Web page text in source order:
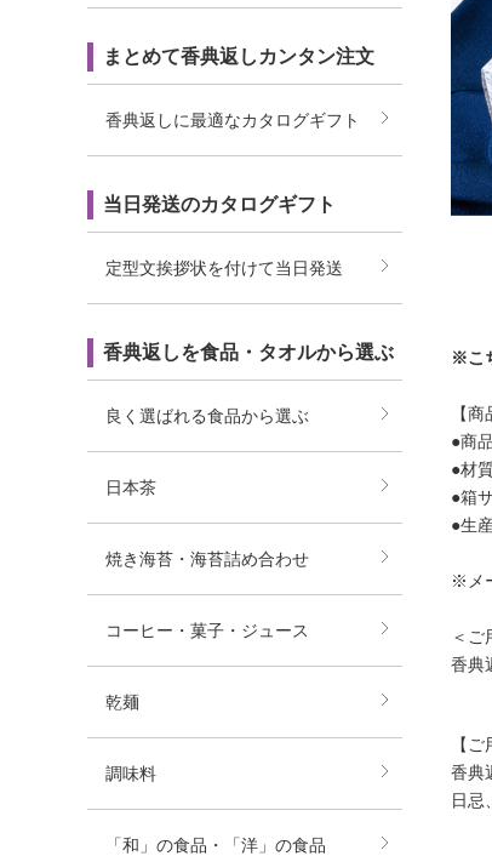
※こ
【商
●商
●材
●箱
●生
※メ
＜ご
香典
【ご
香典
日忌
まとめて香典返しカンタン注文
香典返しに最適なカタログギフト
当日発送のカタログギフト
定型文挨拶状を付けて当日発送
香典返しを食品・タオルから選ぶ
良く選ばれる食品から選ぶ
日本茶
焼き海苔・海苔詰め合わせ
コーヒー・菓子・ジュース
乾麺
調味料
「和」の食品・「洋」の食品